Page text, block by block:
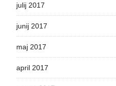
julij 2017
junij 2017
maj 2017
april 2017